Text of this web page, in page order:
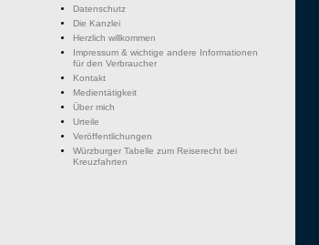
Datenschutz
Die Kanzlei
Herzlich willkommen
Impressum & wichtige andere Informationen
für den Verbraucher
Kontakt
Medientätigkeit
Über mich
Urteile
Veröffentlichungen
Würzburger Tabelle zum Reiserecht bei
Kreuzfahrten